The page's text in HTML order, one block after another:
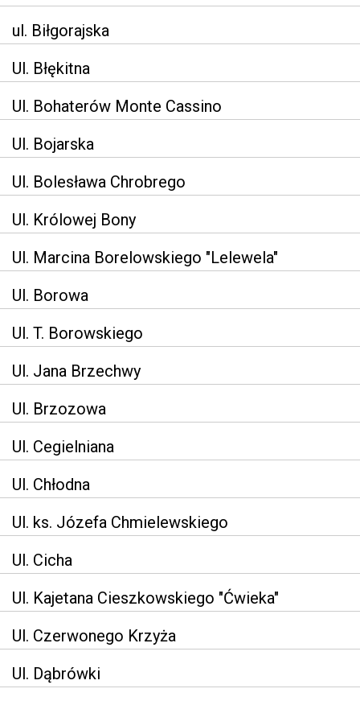
ul. Biłgorajska
Ul. Błękitna
Ul. Bohaterów Monte Cassino
Ul. Bojarska
Ul. Bolesława Chrobrego
Ul. Królowej Bony
Ul. Marcina Borelowskiego "Lelewela"
Ul. Borowa
Ul. T. Borowskiego
Ul. Jana Brzechwy
Ul. Brzozowa
Ul. Cegielniana
Ul. Chłodna
Ul. ks. Józefa Chmielewskiego
Ul. Cicha
Ul. Kajetana Cieszkowskiego "Ćwieka"
Ul. Czerwonego Krzyża
Ul. Dąbrówki